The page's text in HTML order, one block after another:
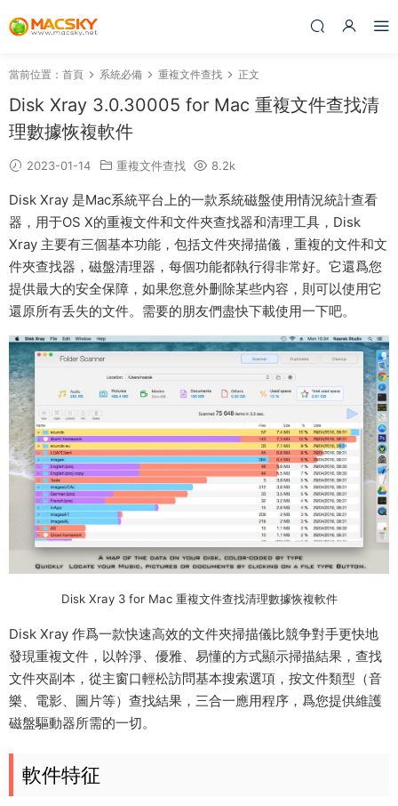
當前位置： 首頁 系統必備 重複文件查找 正文
Disk Xray 3.0.30005 for Mac 重複文件查找清
理數據恢複軟件
2023-01-14 重複文件查找 8.2k
Disk Xray 是Mac系統平台上的一款系統磁盤使用情況統計查看
器，用于OS X的重複文件和文件夾查找器和清理工具，Disk
Xray 主要有三個基本功能，包括文件夾掃描儀，重複的文件和文
件夾查找器，磁盤清理器，每個功能都執行得非常好。它還爲您
提供最大的安全保障，如果您意外删除某些内容，則可以使用它
還原所有丢失的文件。需要的朋友們盡快下載使用一下吧。
Disk Xray 3 for Mac 重複文件查找清理數據恢複軟件
Disk Xray 作爲一款快速高效的文件夾掃描儀比競争對手更快地
發現重複文件，以幹淨、優雅、易懂的方式顯示掃描結果，查找
文件夾副本，從主窗口輕松訪問基本搜索選項，按文件類型（音
樂、電影、圖片等）查找結果，三合一應用程序，爲您提供維護
磁盤驅動器所需的一切。
軟件特征